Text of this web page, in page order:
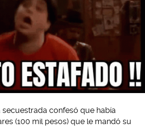
secuestrada confesó que había
(100 mil pesos) que le mandó su